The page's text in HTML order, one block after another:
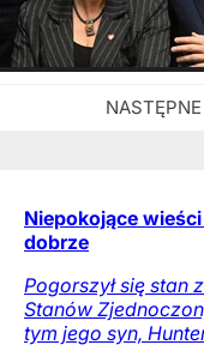
Niepokojące
dobrze
Pogorszył się stan
Stanów
tym jego syn,